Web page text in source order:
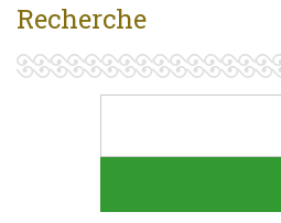
Recherche